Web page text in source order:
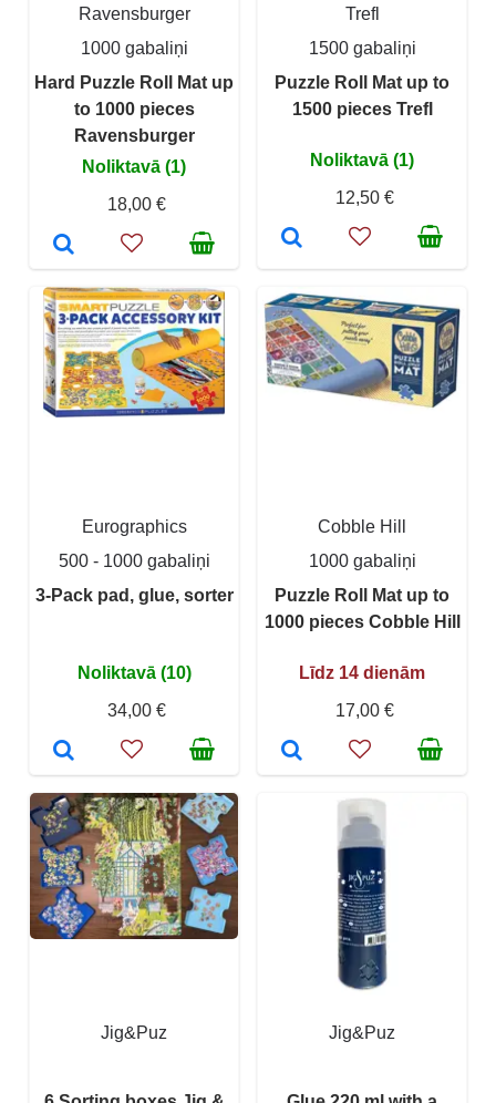
Ravensburger
1000 gabaliņi
Hard Puzzle Roll Mat up
to 1000 pieces
Ravensburger
Noliktavā (1)
18,00 €
Trefl
1500 gabaliņi
Puzzle Roll Mat up to
1500 pieces Trefl
Noliktavā (1)
12,50 €
Eurographics
500 - 1000 gabaliņi
3-Pack pad, glue, sorter
Noliktavā (10)
34,00 €
Cobble Hill
1000 gabaliņi
Puzzle Roll Mat up to
1000 pieces Cobble Hill
Līdz 14 dienām
17,00 €
Jig&Puz Jig&Puz